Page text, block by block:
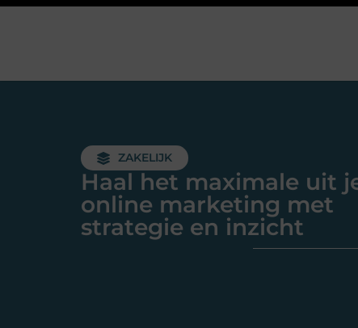
ZAKELIJK
Haal het maximale uit
online marketing met
strategie en inzicht